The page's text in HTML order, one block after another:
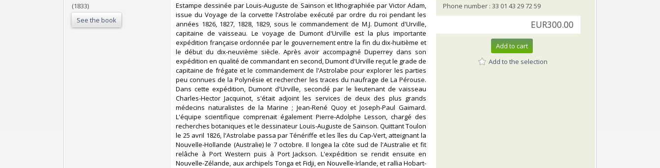
(1833)
See the book
‎Estampe dessinée par Louis-Auguste de Sainson et lithographiée par Victor Adam,
issue du Voyage de la corvette l'Astrolabe exécuté par ordre du roi pendant les
années 1826, 1827, 1828, 1829, sous le commandement de M.J. Dumont d'Urville,
capitaine de vaisseau. Le voyage de Dumont d'Urville est la plus importante
expédition française ordonnée par le gouvernement entre la fin du dix-huitième et
le début du dix-neuvième siècle. Après avoir accompagné Duperrey dans son
expédition en qualité de commandant en second, Dumont d'Urville reçut le grade de
capitaine de frégate et le commandement de l'Astrolabe pour explorer les parties
peu connues de la Polynésie et rechercher les traces du naufrage de La Pérouse.
Dans cette expédition, Dumont d'Urville, secondé par le lieutenant de vaisseau
Charles-Hector Jacquinot, s'était adjoint les services de deux des plus grands
médecins naturalistes de la Marine ; Jean-René Quoy et Joseph-Paul Gaimard.
L'équipe scientifique comprenait également Pierre-Adolphe Lesson, chargé des
recherches botaniques et le dessinateur Louis-Auguste de Sainson. Quittant Toulon
le 25 avril 1826, l'Astrolabe passa par Ténériffe et les îles du Cap-Vert, atteignant la
Nouvelle-Hollande (Australie) le 7 octobre. Il longea la côte sud de l'Australie et fit
relâche à Port Western puis à Port Jackson. L'expédition se rendit ensuite en
Nouvelle-Zélande, aux archipels Tonga et Fidji, en Nouvelle-Irlande, et rallia Hobart-
Phone number : 33 01 43 29 72 59
EUR300.00
Add to cart
Add to the selection